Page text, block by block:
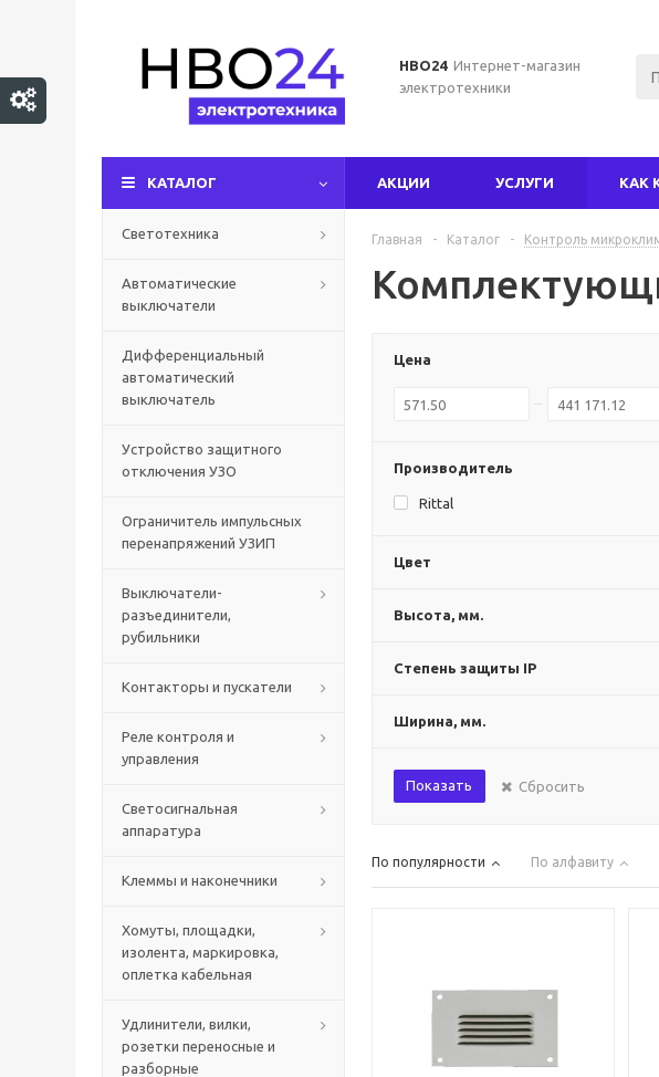
НВО24 Интернет-магазин
электротехники
КАТАЛОГ АКЦИИ УСЛУГИ КАК
Светотехника
Автоматические
выключатели
Дифференциальный
автоматический
выключатель
Устройство защитного
отключения УЗО
Ограничитель импульсных
перенапряжений УЗИП
Выключатели-
разъединители,
рубильники
Контакторы и пускатели
Реле контроля и
управления
Светосигнальная
аппаратура
Клеммы и наконечники
Хомуты, площадки,
изолента, маркировка,
оплетка кабельная
Удлинители, вилки,
розетки переносные и
разборные
Главная - Каталог - Контроль
Цена
Производитель
Rittal
Цвет
Высота, мм.
Степень защиты IP
Ширина, мм.
Показать Сбросить
По популярности По алфавиту